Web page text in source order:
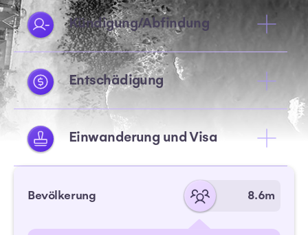
Kündigung/Abfindung
Entschädigung
Einwanderung und Visa
Bevölkerung 8.6m